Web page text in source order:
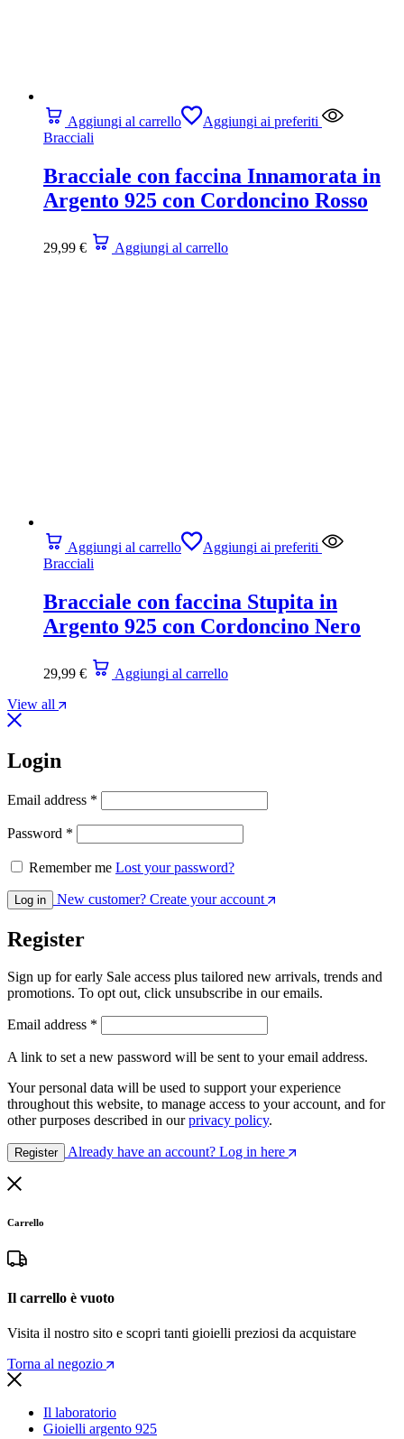
Aggiungi al carrello
Aggiungi ai preferiti
Bracciali
Bracciale con faccina Innamorata in
Argento 925 con Cordoncino Rosso
29,99 € Aggiungi al carrello
Aggiungi al carrello
Aggiungi ai preferiti
Bracciali
Bracciale con faccina Stupita in
Argento 925 con Cordoncino Nero
29,99 €
Aggiungi al carrello
View all
Login
Email address *
Password *
Remember me Lost your password?
Log in New customer? Create your account
Register
Sign up for early Sale access plus tailored new arrivals, trends and
promotions. To opt out, click unsubscribe in our emails.
Email address *
A link to set a new password will be sent to your email address.
Your personal data will be used to support your experience
throughout this website, to manage access to your account, and for
other purposes described in ourprivacy policy.
Register Already have an account? Log in here
Carrello
Il carrello è vuoto
Visita il nostro sito e scopri tanti gioielli preziosi da acquistare
Torna al negozio
Il laboratorio
Gioielli argento 925